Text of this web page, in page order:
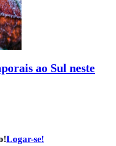
ao Sul neste
Logar-se!